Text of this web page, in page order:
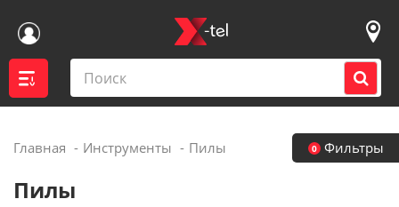
Главная Инструменты Пилы
Пилы
Войти
0 Фильтры